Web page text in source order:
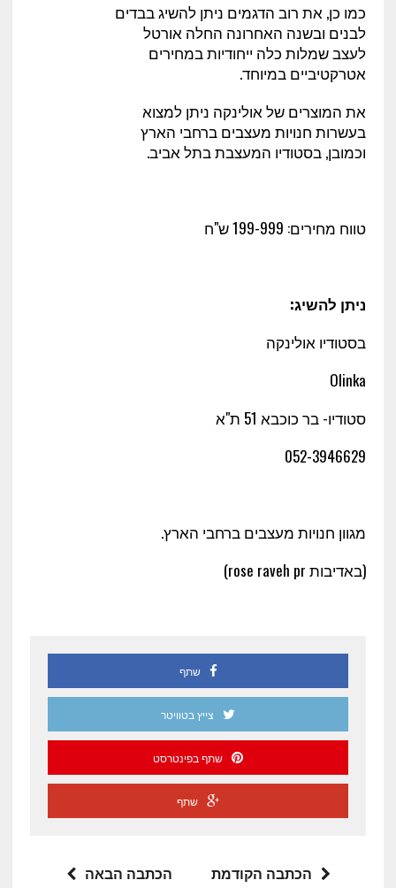
כמו כן, את רוב הדגמים ניתן להשיג בבדים
לבנים ובשנה האחרונה החלה אורטל
לעצב שמלות כלה ייחודיות במחירים
אטרקטיביים במיוחד.
את המוצרים של אולינקה ניתן למצוא
בעשרות חנויות מעצבים ברחבי הארץ
וכמובן, בסטודיו המעצבת בתל אביב.
טווח מחירים: 199-999 ש"ח
ניתן להשיג:
בסטודיו אולינקה
Olinka
סטודיו- בר כוכבא 51 ת"א
052-3946629
מגוון חנויות מעצבים ברחבי הארץ.
(באדיבות rose raveh pr)
שתף
צייץ בטוויטר
שתף בפינטרסט
שתף
הכתבה הקודמת הכתבה הבאה